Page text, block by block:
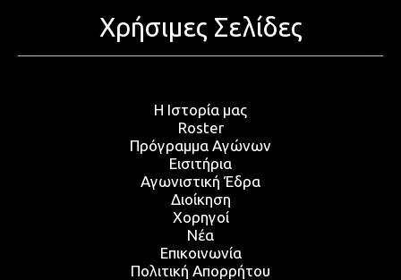
Χρήσιμες Σελίδες
Η Ιστορία μας
Roster
Πρόγραμμα Αγώνων
Εισιτήρια
Αγωνιστική Έδρα
Διοίκηση
Χορηγοί
Νέα
Επικοινωνία
Πολιτική Απορρήτου